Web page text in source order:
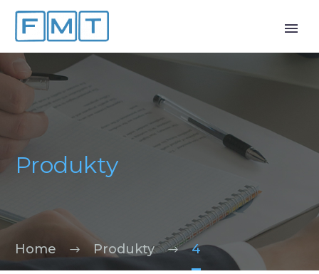
Produkty
Home Produkty 4